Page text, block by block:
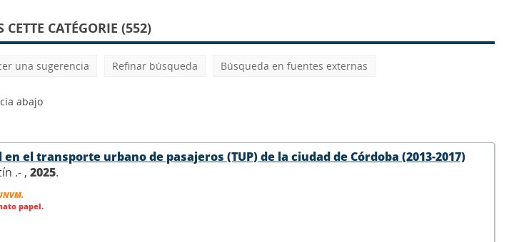
CATÉGORIE (552)
una sugerencia Refinar búsqueda Búsqueda en fuentes externas
abajo
el transporte urbano de pasajeros (TUP) de la ciudad de Córdoba (2013-2017)
.- , 2025.
papel.